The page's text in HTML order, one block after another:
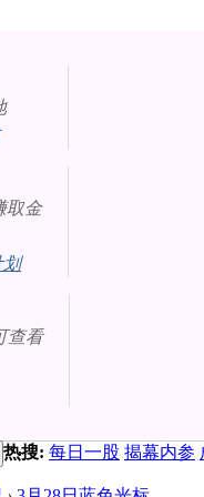
取金
划
查看
热搜: 每日一股 揭幕内参